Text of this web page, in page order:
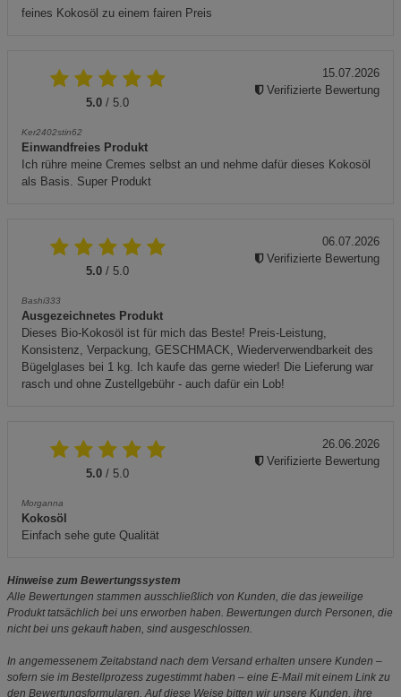
feines Kokosöl zu einem fairen Preis
5.0 / 5.0
Ker2402stin62
Einwandfreies Produkt
Ich rühre meine Cremes selbst an und nehme dafür dieses Kokosöl
als Basis. Super Produkt
15.07.2026
Verifizierte Bewertung
5.0 / 5.0
Bashi333
Ausgezeichnetes Produkt
Dieses Bio-Kokosöl ist für mich das Beste! Preis-Leistung,
Konsistenz, Verpackung, GESCHMACK, Wiederverwendbarkeit des
Bügelglases bei 1 kg. Ich kaufe das gerne wieder! Die Lieferung war
rasch und ohne Zustellgebühr - auch dafür ein Lob!
06.07.2026
Verifizierte Bewertung
5.0 / 5.0
Morganna
Kokosöl
Einfach sehe gute Qualität
26.06.2026
Verifizierte Bewertung
Hinweise zum Bewertungssystem
Alle Bewertungen stammen ausschließlich von Kunden, die das jeweilige
Produkt tatsächlich bei uns erworben haben. Bewertungen durch Personen, die
nicht bei uns gekauft haben, sind ausgeschlossen.
In angemessenem Zeitabstand nach dem Versand erhalten unsere Kunden –
sofern sie im Bestellprozess zugestimmt haben – eine E-Mail mit einem Link zu
den Bewertungsformularen. Auf diese Weise bitten wir unsere Kunden, ihre